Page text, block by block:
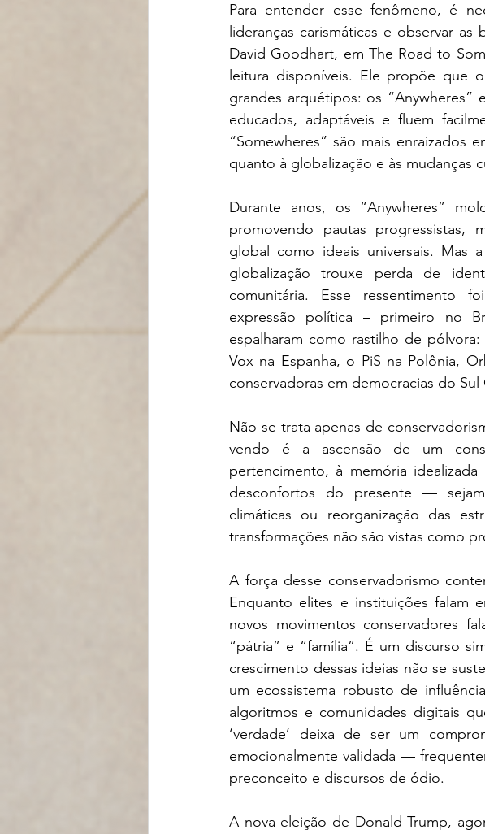
Para entender esse fenômeno, é
lideranças carismáticas e observar
David Goodhart, em The Road to
leitura disponíveis. Ele propõe que
grandes arquétipos: os “Anywheres”
educados, adaptáveis e fluem
“Somewheres” são mais enraizados
quanto à globalização e às mudanças
Durante anos, os “Anywheres”
promovendo pautas progressistas,
global como ideais universais. Mas
globalização trouxe perda de
comunitária. Esse ressentimento
expressão política – primeiro no
espalharam como rastilho de
Vox na Espanha, o PiS na Polônia,
conservadoras em democracias do
Não se trata apenas de
vendo é a ascensão de um
pertencimento, à memória
desconfortos do presente —
climáticas ou reorganização das
transformações não são vistas como
A força desse conservadorismo
Enquanto elites e instituições falam
novos movimentos conservadores
“pátria” e “família”. É um discurso
crescimento dessas ideias não se
um ecossistema robusto de
algoritmos e comunidades digitais
‘verdade’ deixa de ser um
emocionalmente validada —
preconceito e discursos de ódio.
A nova eleição de Donald Trump,